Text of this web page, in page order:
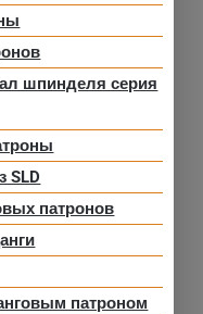
шпинделя серия
SLD
патронов
патроном